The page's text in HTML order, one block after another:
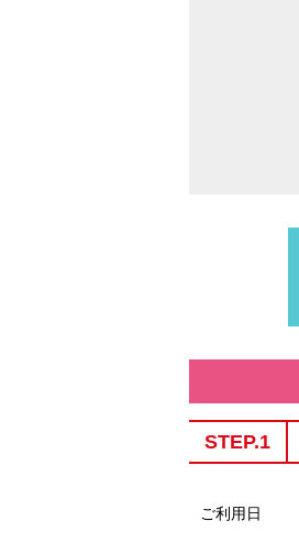
STEP.1
ご利用日